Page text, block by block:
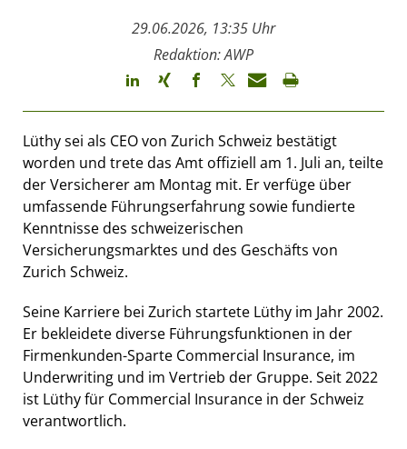
29.06.2026, 13:35 Uhr
Redaktion: AWP
Lüthy sei als CEO von Zurich Schweiz bestätigt
worden und trete das Amt offiziell am 1. Juli an, teilte
der Versicherer am Montag mit. Er verfüge über
umfassende Führungserfahrung sowie fundierte
Kenntnisse des schweizerischen
Versicherungsmarktes und des Geschäfts von
Zurich Schweiz.
Seine Karriere bei Zurich startete Lüthy im Jahr 2002.
Er bekleidete diverse Führungsfunktionen in der
Firmenkunden-Sparte Commercial Insurance, im
Underwriting und im Vertrieb der Gruppe. Seit 2022
ist Lüthy für Commercial Insurance in der Schweiz
verantwortlich.